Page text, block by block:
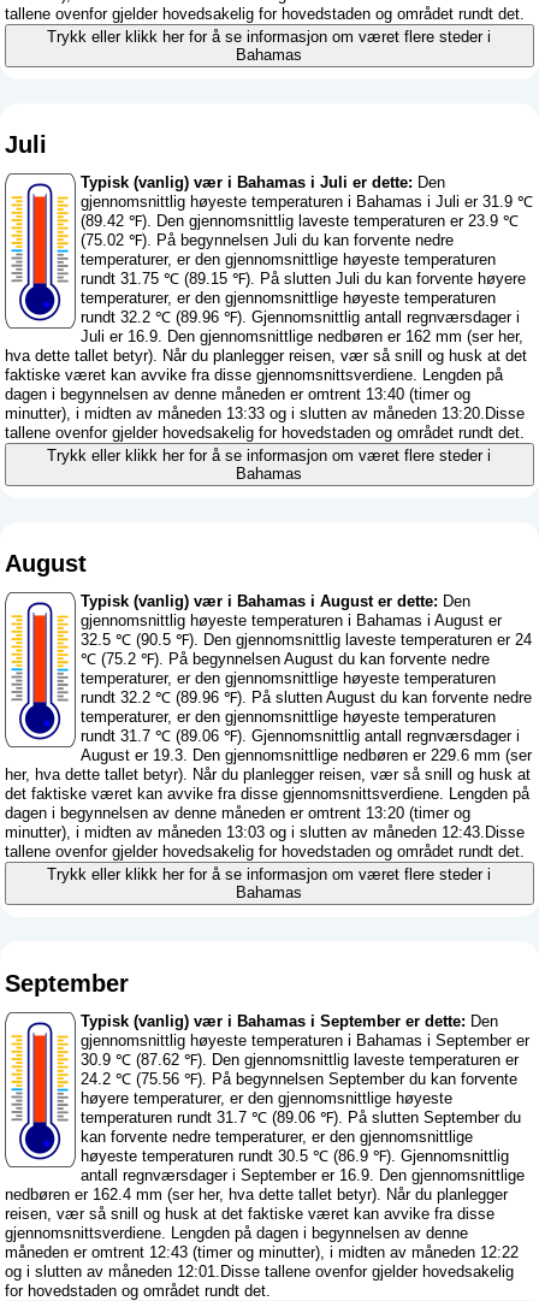
tallene ovenfor gjelder hovedsakelig for hovedstaden og området rundt det.
Trykk eller klikk her for å se informasjon om været flere steder i
Bahamas
Juli
Typisk (vanlig) vær i Bahamas i Juli er dette: Den
gjennomsnittlig høyeste temperaturen i Bahamas i Juli er 31.9 ℃
(89.42 ℉). Den gjennomsnittlig laveste temperaturen er 23.9 ℃
(75.02 ℉). På begynnelsen Juli du kan forvente nedre
temperaturer, er den gjennomsnittlige høyeste temperaturen
rundt 31.75 ℃ (89.15 ℉). På slutten Juli du kan forvente høyere
temperaturer, er den gjennomsnittlige høyeste temperaturen
rundt 32.2 ℃ (89.96 ℉). Gjennomsnittlig antall regnværsdager i
Juli er 16.9. Den gjennomsnittlige nedbøren er 162 mm (ser her,
hva dette tallet betyr). Når du planlegger reisen, vær så snill og husk at det
faktiske været kan avvike fra disse gjennomsnittsverdiene. Lengden på
dagen i begynnelsen av denne måneden er omtrent 13:40 (timer og
minutter), i midten av måneden 13:33 og i slutten av måneden 13:20.Disse
tallene ovenfor gjelder hovedsakelig for hovedstaden og området rundt det.
Trykk eller klikk her for å se informasjon om været flere steder i
Bahamas
August
Typisk (vanlig) vær i Bahamas i August er dette: Den
gjennomsnittlig høyeste temperaturen i Bahamas i August er
32.5 ℃ (90.5 ℉). Den gjennomsnittlig laveste temperaturen er 24
℃ (75.2 ℉). På begynnelsen August du kan forvente nedre
temperaturer, er den gjennomsnittlige høyeste temperaturen
rundt 32.2 ℃ (89.96 ℉). På slutten August du kan forvente nedre
temperaturer, er den gjennomsnittlige høyeste temperaturen
rundt 31.7 ℃ (89.06 ℉). Gjennomsnittlig antall regnværsdager i
August er 19.3. Den gjennomsnittlige nedbøren er 229.6 mm (ser
her, hva dette tallet betyr). Når du planlegger reisen, vær så snill og husk at
det faktiske været kan avvike fra disse gjennomsnittsverdiene. Lengden på
dagen i begynnelsen av denne måneden er omtrent 13:20 (timer og
minutter), i midten av måneden 13:03 og i slutten av måneden 12:43.Disse
tallene ovenfor gjelder hovedsakelig for hovedstaden og området rundt det.
Trykk eller klikk her for å se informasjon om været flere steder i
Bahamas
September
Typisk (vanlig) vær i Bahamas i September er dette: Den
gjennomsnittlig høyeste temperaturen i Bahamas i September er
30.9 ℃ (87.62 ℉). Den gjennomsnittlig laveste temperaturen er
24.2 ℃ (75.56 ℉). På begynnelsen September du kan forvente
høyere temperaturer, er den gjennomsnittlige høyeste
temperaturen rundt 31.7 ℃ (89.06 ℉). På slutten September du
kan forvente nedre temperaturer, er den gjennomsnittlige
høyeste temperaturen rundt 30.5 ℃ (86.9 ℉). Gjennomsnittlig
antall regnværsdager i September er 16.9. Den gjennomsnittlige
nedbøren er 162.4 mm (ser her, hva dette tallet betyr). Når du planlegger
reisen, vær så snill og husk at det faktiske været kan avvike fra disse
gjennomsnittsverdiene. Lengden på dagen i begynnelsen av denne
måneden er omtrent 12:43 (timer og minutter), i midten av måneden 12:22
og i slutten av måneden 12:01.Disse tallene ovenfor gjelder hovedsakelig
for hovedstaden og området rundt det.